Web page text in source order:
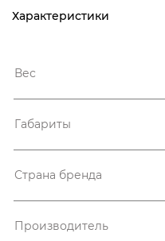
Характеристики
Вес
Габариты
Страна бренда
Производитель